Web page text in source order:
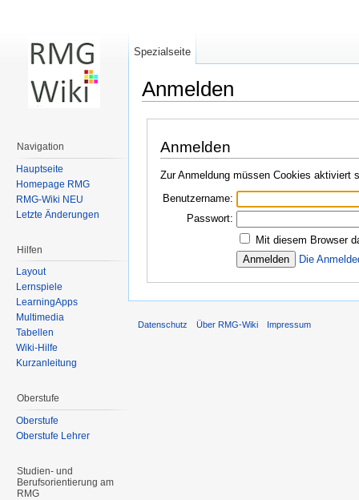
Anmelden
Anmelden
Zur Anmeldung müssen Cookies aktiviert
Benutzername:
Passwort:
Mit diesem Browser
Die
Spezialseite
Navigation
Hauptseite
Homepage RMG
RMG-Wiki NEU
Letzte Änderungen
Hilfen
Layout
Lernspiele
LearningApps
Multimedia
Tabellen
Wiki-Hilfe
Kurzanleitung
Oberstufe
Oberstufe
Oberstufe Lehrer
Studien- und
Berufsorientierung am
RMG
Datenschutz Über RMG-Wiki Impressum